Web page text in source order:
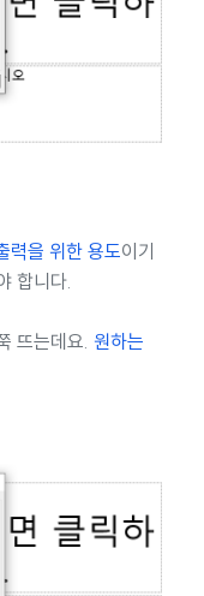
을 위한 용도이기
합니다.
뜨는데요. 원하는